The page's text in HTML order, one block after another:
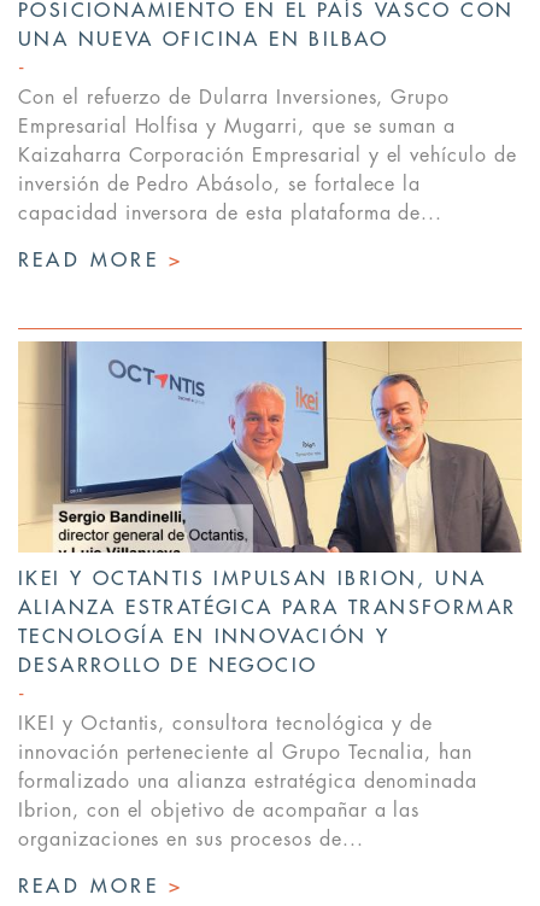
POSICIONAMIENTO EN EL PAÍS VASCO CON
UNA NUEVA OFICINA EN BILBAO
Con el refuerzo de Dularra Inversiones, Grupo
Empresarial Holfisa y Mugarri, que se suman a
Kaizaharra Corporación Empresarial y el vehículo de
inversión de Pedro Abásolo, se fortalece la
capacidad inversora de esta plataforma de...
READ MORE >
IKEI Y OCTANTIS IMPULSAN IBRION, UNA
ALIANZA ESTRATÉGICA PARA TRANSFORMAR
TECNOLOGÍA EN INNOVACIÓN Y
DESARROLLO DE NEGOCIO
IKEI y Octantis, consultora tecnológica y de
innovación perteneciente al Grupo Tecnalia, han
formalizado una alianza estratégica denominada
Ibrion, con el objetivo de acompañar a las
organizaciones en sus procesos de...
READ MORE >